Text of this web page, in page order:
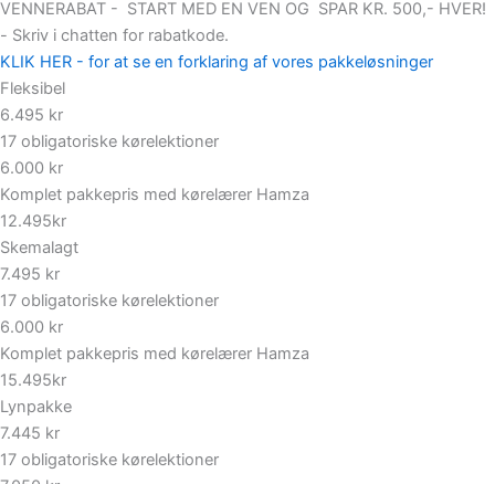
VENNERABAT - START MED EN VEN OG SPAR KR. 500,- HVER!
- Skriv i chatten for rabatkode.
KLIK HER - for at se en forklaring af vores pakkeløsninger
Fleksibel
6.495 kr
17 obligatoriske kørelektioner
6.000 kr
Komplet pakkepris med kørelærer Hamza
12.495kr
Skemalagt
7.495 kr
17 obligatoriske kørelektioner
6.000 kr
Komplet pakkepris med kørelærer Hamza
15.495kr
Lynpakke
7.445 kr
17 obligatoriske kørelektioner